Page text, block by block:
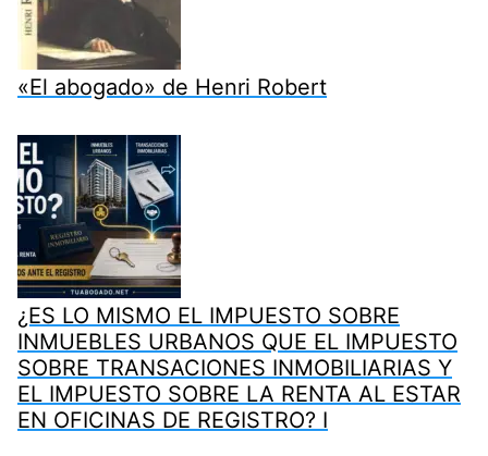
«El abogado» de Henri Robert
¿ES LO MISMO EL IMPUESTO SOBRE
INMUEBLES URBANOS QUE EL IMPUESTO
SOBRE TRANSACIONES INMOBILIARIAS Y
EL IMPUESTO SOBRE LA RENTA AL ESTAR
EN OFICINAS DE REGISTRO? I